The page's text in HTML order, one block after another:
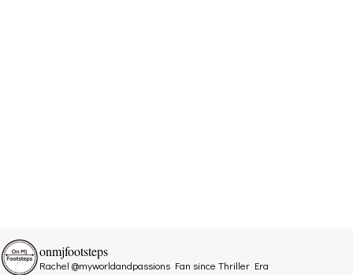
onmjfootsteps
Rachel @myworldandpassions Fan since Thriller Era